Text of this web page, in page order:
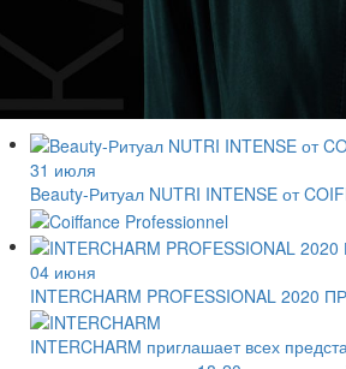
31 июля
Beauty-Ритуал NUTRI INTENSE от
04 июня
INTERCHARM PROFESSIONAL 2020
INTERCHARM приглашает всех